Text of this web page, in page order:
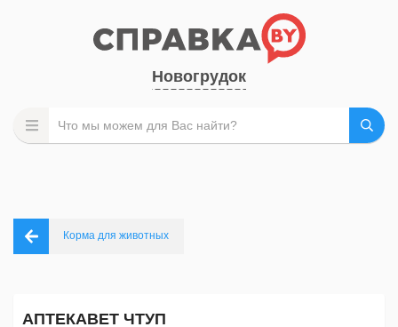
Новогрудок
Корма для животных
АПТЕКАВЕТ ЧТУП